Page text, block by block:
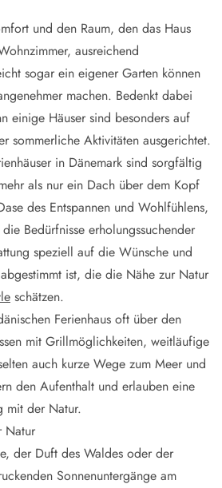
und den Raum, den das Haus
ausreichend
sogar ein eigener Garten können
machen. Bedenkt dabei
einige Häuser sind besonders auf
sommerliche Aktivitäten ausgerichtet.
in Dänemark sind sorgfältig
als nur ein Dach über dem Kopf
des Entspannen und Wohlfühlens,
Bedürfnisse erholungssuchender
speziell auf die Wünsche und
ist, die die Nähe zur Natur
schätzen.
Ferienhaus oft über den
mit Grillmöglichkeiten, weitläufige
auch kurze Wege zum Meer und
den Aufenthalt und erlauben eine
mit der Natur.
Natur
der Duft des Waldes oder der
Sonnenuntergänge am